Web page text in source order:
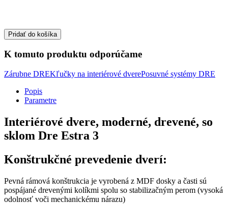
Pridať do košíka
K tomuto produktu odporúčame
Zárubne DREKľučky na interiérové dverePosuvné systémy DRE
Popis
Parametre
Interiérové dvere, moderné, drevené, so
sklom Dre Estra 3
Konštrukčné prevedenie dverí:
Pevná rámová konštrukcia je vyrobená z MDF dosky a časti sú
pospájané drevenými kolíkmi spolu so stabilizačným perom (vysoká
odolnosť voči mechanickému nárazu)